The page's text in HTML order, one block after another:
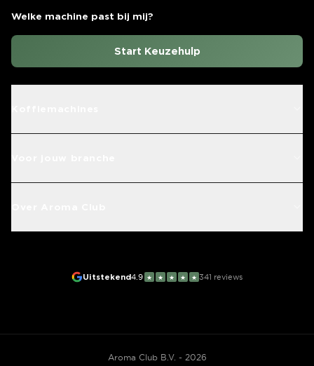
Welke machine past bij mij?
Start Keuzehulp
Uitstekend4.9 ★ ★ ★ ★ ★ 341 reviews
Aroma Club B.V. - 2026